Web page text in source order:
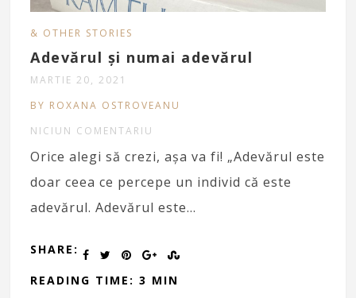
& OTHER STORIES
Adevărul și numai adevărul
MARTIE 20, 2021
BY ROXANA OSTROVEANU
NICIUN COMENTARIU
Orice alegi să crezi, așa va fi! „Adevărul este
doar ceea ce percepe un individ că este
adevărul. Adevărul este…
SHARE:
READING TIME: 3 MIN